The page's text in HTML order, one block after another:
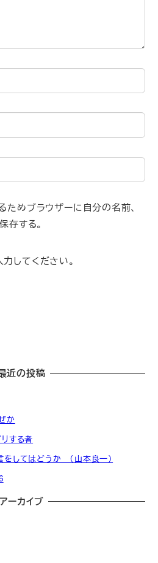
ためブラウザーに自分の名前、
存する。
してください。
近の投稿
か
する者
してはどうか （山本良一）
アーカイブ